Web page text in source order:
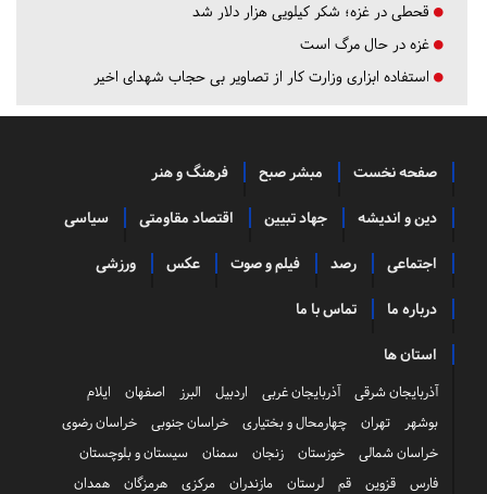
قحطی در غزه؛ شکر کیلویی هزار دلار شد
غزه در حال مرگ است
استفاده ابزاری وزارت کار از تصاویر بی حجاب شهدای اخیر
صفحه نخست مبشر صبح فرهنگ و هنر
دین و اندیشه جهاد تبیین اقتصاد مقاومتی سیاسی
اجتماعی رصد فیلم و صوت عکس ورزشی
درباره ما تماس با ما
استان ها
آذربایجان شرقی آذربایجان غربی اردبیل البرز اصفهان
ایلام
بوشهر
تهران چهارمحال و بختیاری خراسان جنوبی
خراسان رضوی
خراسان شمالی
خوزستان زنجان سمنان
سیستان و بلوچستان
فارس
قزوین قم لرستان مازندران مرکزی هرمزگان
همدان